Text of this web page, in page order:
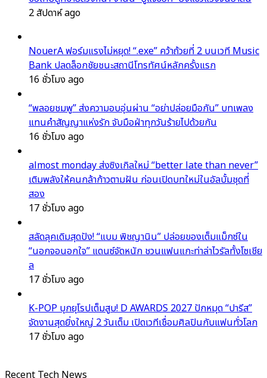
2 สัปดาห์ ago
NouerA ฟอร์มแรงไม่หยุด! “.exe” คว้าถ้วยที่ 2 บนเวที Music
Bank ปลดล็อกชัยชนะสถานีโทรทัศน์หลักครั้งแรก
16 ชั่วโมง ago
“พลอยชมพู” ส่งความอบอุ่นผ่าน “อย่าปล่อยมือกัน” บทเพลง
แทนคำสัญญาแห่งรัก จับมือฝ่าทุกวันร้ายไปด้วยกัน
16 ชั่วโมง ago
almost monday ส่งซิงเกิลใหม่ “better late than never”
เติมพลังให้คนกล้าก้าวตามฝัน ก่อนเปิดบทใหม่ในอัลบั้มชุดที่
สอง
17 ชั่วโมง ago
สลัดลุคเดิมสุดปัง! “แบม พิชญานิน” ปล่อยของเต็มแม็กซ์ใน
“นอกจอนอกใจ” แดนซ์จัดหนัก ชวนแฟนแกะท่าล่าไวรัลทั้งโซเชีย
ล
17 ชั่วโมง ago
K-POP บุกยุโรปเต็มสูบ! D AWARDS 2027 ปักหมุด “ปารีส”
จัดงานสุดยิ่งใหญ่ 2 วันเต็ม เปิดเวทีเชื่อมศิลปินกับแฟนทั่วโลก
17 ชั่วโมง ago